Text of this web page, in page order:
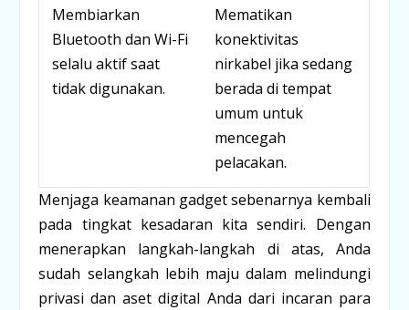
Membiarkan
Bluetooth dan Wi-Fi
selalu aktif saat
tidak digunakan.
Mematikan
konektivitas
nirkabel jika sedang
berada di tempat
umum untuk
mencegah
pelacakan.
Menjaga keamanan gadget sebenarnya kembali
pada tingkat kesadaran kita sendiri. Dengan
menerapkan langkah-langkah di atas, Anda
sudah selangkah lebih maju dalam melindungi
privasi dan aset digital Anda dari incaran para